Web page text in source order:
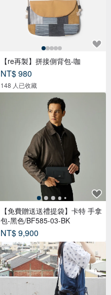
【re再製】拼接側背包-咖
NT$ 980
148 人已收藏
【免費贈送送禮提袋】卡特 手拿
包-黑色/BF585-03-BK
NT$ 9,900